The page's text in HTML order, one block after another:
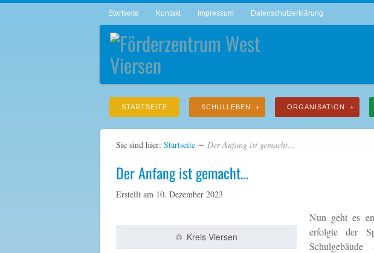
Startseite Kontakt Impressum Datenschutzerklärung
STARTSEITE SCHULLEBEN ORGANISATION
Sie sind hier: Startseite ∼ Der Anfang ist gemacht…
Der Anfang ist gemacht…
Erstellt am 10. Dezember 2023
© Kreis Viersen
Nun geht es
erfolgte der